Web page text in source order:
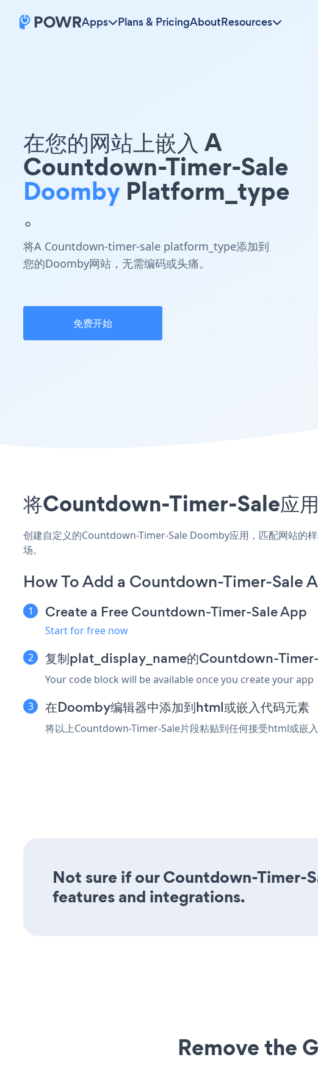
Apps Plans & PricingAboutResources
在您的网站上嵌入 A
Countdown-Timer-Sale
Doomby Platform_type
。
将A Countdown-timer-sale platform_type添加到
您的Doomby网站，无需编码或头痛。
免费开始
将Countdown-Timer-Sale应用
创建自定义的Countdown-Timer-Sale Doomby应用，匹配网站的
场。
How To Add a Countdown-Timer-Sale
Create a Free Countdown-Timer-Sale App
Start for free now
复制plat_display_name的Countdown-Timer-
Your code block will be available once you create your app
在Doomby编辑器中添加到html或嵌入代码元素
将以上Countdown-Timer-Sale片段粘贴到任何接受html或嵌
Not sure if our Countdown-Timer-
features and integrations.
Remove the